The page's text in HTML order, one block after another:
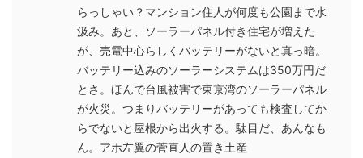
らっしゃい？マンション住人が何度も公園まで水
汲み。あと、ソーラーパネル付き住宅が増えた
が、売電中心らしくバッテリーがないと真っ暗。
バッテリー込みのソーラーシステムは350万円だ
とさ。ほんで台風被害で東京湾のソーラーパネル
が火災。つまりバッテリーがあっても検査してか
らでないと屋根から出火する。駄目だ、あんなも
ん。アホ左翼の菅直人の置き土産